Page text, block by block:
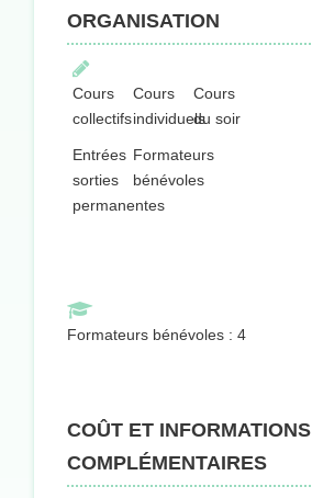
ORGANISATION
Cours
collectifs
Cours
individuels
Cours
du soir
Entrées
sorties
permanentes
Formateurs
bénévoles
Formateurs bénévoles : 4
COÛT ET INFORMATIONS
COMPLÉMENTAIRES